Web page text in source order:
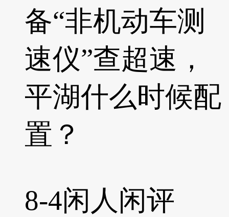
备“非机动车测
速仪”查超速，
平湖什么时候配
置？
8-4闲人闲评